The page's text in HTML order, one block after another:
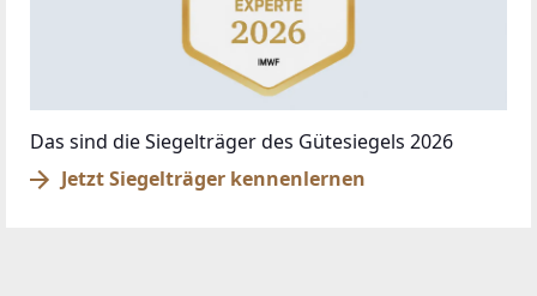
Das sind die Siegelträger des Gütesiegels 2026
Jetzt Siegelträger kennenlernen